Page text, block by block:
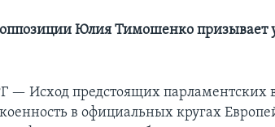
Юлия Тимошенко призывает
—Исход предстоящих парламентских
в официальных кругах